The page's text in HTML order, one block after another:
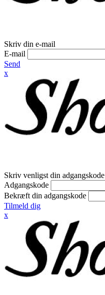
Skriv din e-mail
E-mail
Send
x
Skriv venligst din adgangskode
Adgangskode
Bekræft din adgangskode
Tilmeld dig
x